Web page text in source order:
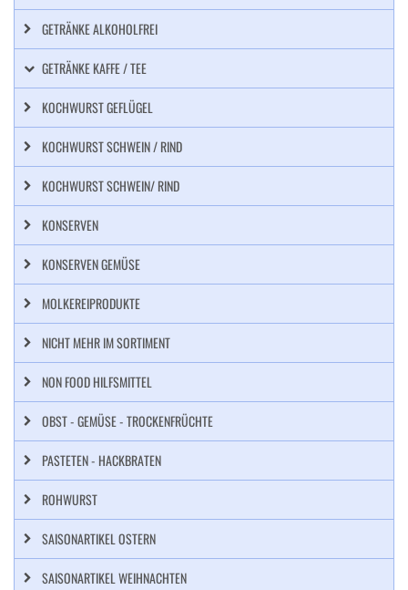
GETRÄNKE ALKOHOLFREI
GETRÄNKE KAFFE / TEE
KOCHWURST GEFLÜGEL
KOCHWURST SCHWEIN / RIND
KOCHWURST SCHWEIN/ RIND
KONSERVEN
KONSERVEN GEMÜSE
MOLKEREIPRODUKTE
NICHT MEHR IM SORTIMENT
NON FOOD HILFSMITTEL
OBST - GEMÜSE - TROCKENFRÜCHTE
PASTETEN - HACKBRATEN
ROHWURST
SAISONARTIKEL OSTERN
SAISONARTIKEL WEIHNACHTEN